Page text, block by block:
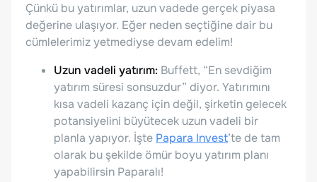
Çünkü bu yatırımlar, uzun vadede gerçek piyasa
değerine ulaşıyor. Eğer neden seçtiğine dair bu
cümlelerimiz yetmediyse devam edelim!
Uzun vadeli yatırım: Buffett, “En sevdiğim
yatırım süresi sonsuzdur” diyor. Yatırımını
kısa vadeli kazanç için değil, şirketin gelecek
potansiyelini büyütecek uzun vadeli bir
planla yapıyor. İşte Papara Invest’te de tam
olarak bu şekilde ömür boyu yatırım planı
yapabilirsin Paparalı!